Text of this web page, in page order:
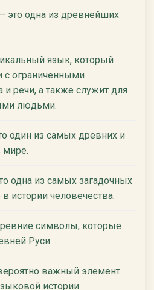
это одна из древнейших
язык, который
с ограниченными
речи, а также служит для
людьми.
один из самых древних и
мире.
одна из самых загадочных
истории человечества.
символы, которые
Руси
важный элемент
истории.